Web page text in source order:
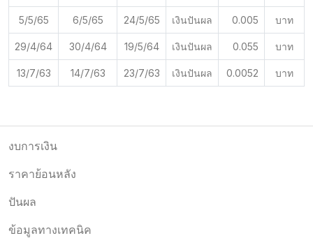
5/5/65 6/5/65 24/5/65 เงินปันผล 0.005 บาท
29/4/64 30/4/64 19/5/64 เงินปันผล 0.055 บาท
13/7/63 14/7/63 23/7/63 เงินปันผล 0.0052 บาท
งบการเงิน
ราคาย้อนหลัง
ปันผล
ข้อมูลทางเทคนิค